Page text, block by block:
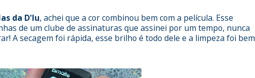
da D'lu, achei que a cor combinou bem com a película. Esse
de um clube de assinaturas que assinei por um tempo, nunca
A secagem foi rápida, esse brilho é todo dele e a limpeza foi bem